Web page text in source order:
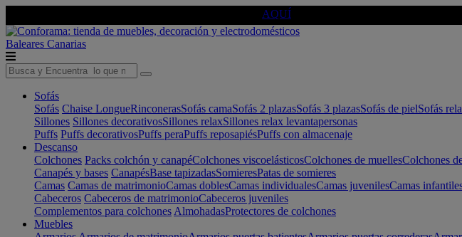
AQUÍ
Baleares Canarias
Sofás
Sofás Chaise LongueRinconerasSofás camaSofás 2 plazasSofás 3 plazasSofás de pielSofás
Sillones Sillones decorativosSillones relaxSillones relax levantapersonas
Puffs Puffs decorativosPuffs peraPuffs reposapiésPuffs con almacenaje
Descanso
Colchones Packs colchón y canapéColchones viscoelásticosColchones de muellesColchones
Canapés y bases CanapésBase tapizadasSomieresPatas de somieres
Camas Camas de matrimonioCamas doblesCamas individualesCamas juvenilesCamas
Cabeceros Cabeceros de matrimonioCabeceros juveniles
Complementos para colchones AlmohadasProtectores de colchones
Muebles